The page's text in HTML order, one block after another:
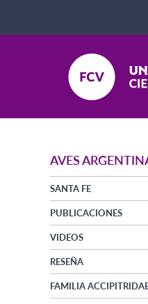
AVES
SANTA FE
PUBLICACIONES
VIDEOS
RESEÑA
FAMILIA